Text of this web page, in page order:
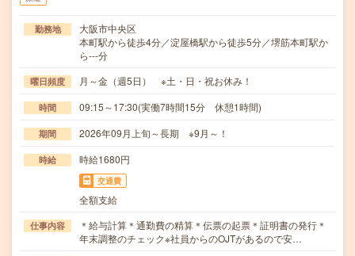
勤務地
大阪市中央区
本町駅から徒歩4分／淀屋橋駅から徒歩5分／堺筋本町駅か
ら---分
曜日頻度 月～金（週5日） ※土・日・祝お休み！
時間 09:15～17:30(実働7時間15分 休憩1時間)
期間 2026年09月上旬～長期 ※9月～！
時給 時給1680円
交通費
全額支給
仕事内容
＊給与計算＊通勤費の精算＊伝票の起票＊証明書の発行＊
年末調整のチェック※社員からのOJTがあるので安…